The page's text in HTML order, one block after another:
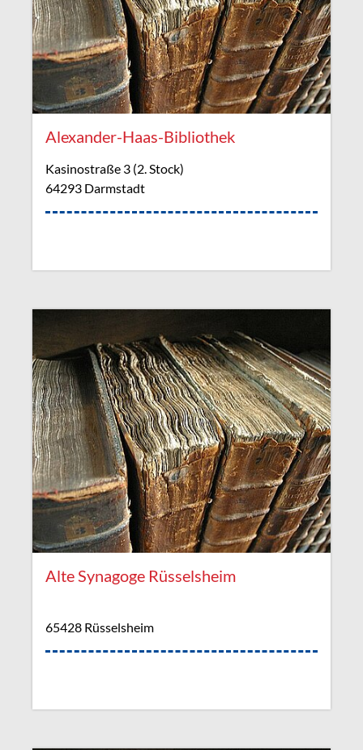
Alexander-Haas-Bibliothek
Kasinostraße 3 (2. Stock)
64293 Darmstadt
Alte Synagoge Rüsselsheim
65428 Rüsselsheim